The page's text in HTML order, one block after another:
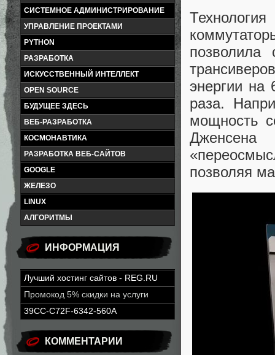
СИСТЕМНОЕ АДМИНИСТРИРОВАНИЕ
УПРАВЛЕНИЕ ПРОЕКТАМИ
PYTHON
РАЗРАБОТКА
ИСКУССТВЕННЫЙ ИНТЕЛЛЕКТ
OPEN SOURCE
БУДУЩЕЕ ЗДЕСЬ
ВЕБ-РАЗРАБОТКА
КОСМОНАВТИКА
РАЗРАБОТКА ВЕБ-САЙТОВ
GOOGLE
ЖЕЛЕЗО
LINUX
АЛГОРИТМЫ
ИНФОРМАЦИЯ
Лучший хостинг сайтов - REG.RU
Промокод 5% скидки на услуги
39CC-C72F-6342-560A
КОММЕНТАРИИ
позволила
энергии
раза.
мощность
позволяя